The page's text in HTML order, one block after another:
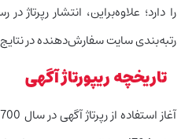
را دارد؛ علاوه‌بر‌این، انتشار رپرتاژ
رتبه‌بندی سایت سفارش‌دهنده در
تاریخچه ریپورتاژ آگهی